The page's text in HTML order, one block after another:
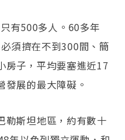
有500多人。60多年
須擠在不到300間、簡
房子，平均要塞進近17
發展的最大障礙。
勒斯坦地區，約有數十